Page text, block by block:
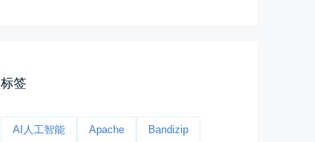
今日春分
标签
AI人工智能 Apache Bandizip